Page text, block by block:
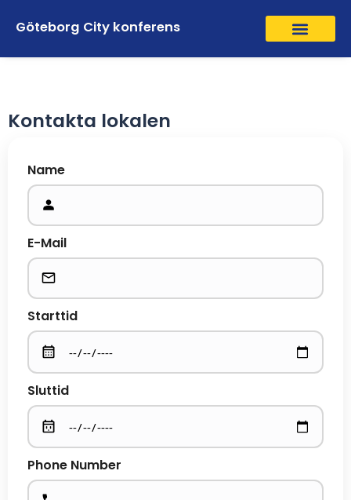
Göteborg City konferens
Kontakta lokalen
Name
E-Mail
Starttid
Sluttid
Phone Number